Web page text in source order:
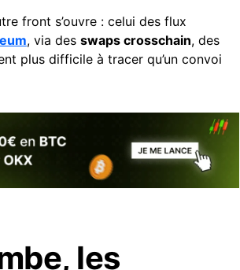
front s’ouvre : celui des flux
, via des swaps crosschain, des
plus difficile à tracer qu’un convoi
les